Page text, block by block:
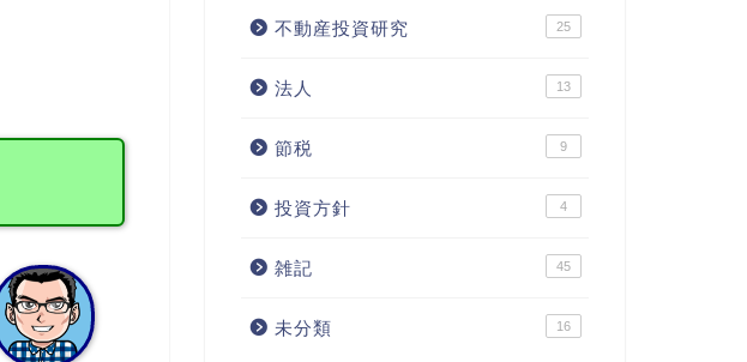
不動産投資研究 25
法人 13
節税 9
投資方針 4
雑記 45
未分類 16